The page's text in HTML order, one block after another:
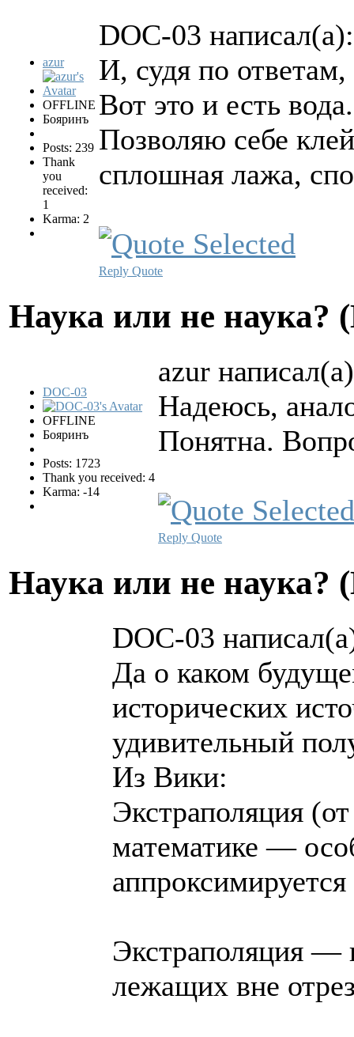
azur
OFFLINE
Бояринъ
Posts: 239
Thank
you
received:
1
Karma: 2
DOC-03 написал(а):
И, судя по
Вот это и есть вода.
Позволяю себе
сплошная лажа,
Reply Quote
Hаука или не наука?
DOC-03
OFFLINE
Бояринъ
Posts: 1723
Thank you received: 4
Karma: -14
azur
Надеюсь,
Понятна.
Reply Quote
Hаука или не наука?
DOC-03
Да о каком
исторических
удивительный
Из Вики:
Экстраполяция
математике —
Экстраполяция —
лежащих вне